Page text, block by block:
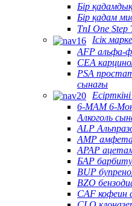
Бір
Бір қадам
TnI One Step
Ісік
AFP альфа-
CEA
PSA
сынағы
6-MAM 6-
Алкоголь
ALP
AMP
APAP
БАР
BUP
BZO
CAF кофеин